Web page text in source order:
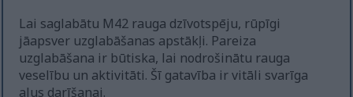
Lai saglabātu M42 rauga dzīvotspēju, rūpīgi
jāapsver uzglabāšanas apstākļi. Pareiza
uzglabāšana ir būtiska, lai nodrošinātu rauga
veselību un aktivitāti. Šī gatavība ir vitāli svarīga
alus darīšanai.